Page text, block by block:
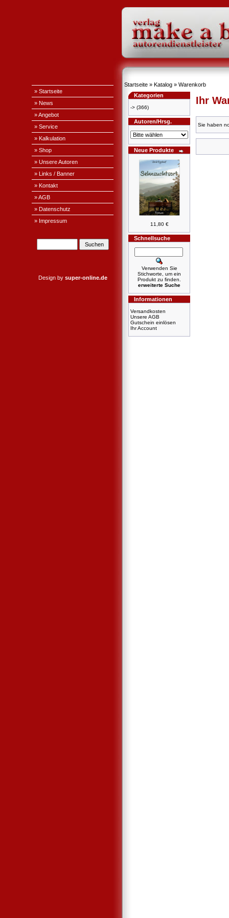
» Startseite
» News
» Angebot
» Service
» Kalkulation
» Shop
» Unsere Autoren
» Links / Banner
» Kontakt
» AGB
» Datenschutz
» Impressum
Design by super-online.de
Startseite » Katalog » Warenkorb
Kategorien
-> (366)
Autoren/Hrsg.
Neue Produkte
11,80 €
Schnellsuche
Verwenden Sie
Stichworte, um ein
Produkt zu finden.
erweiterte Suche
Informationen
Versandkosten
Unsere AGB
Gutschein einlösen
Ihr Account
Ihr
Sie haben